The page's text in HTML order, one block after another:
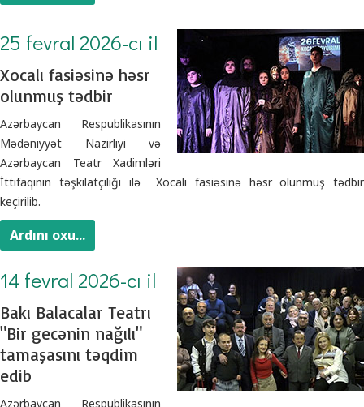
25 fevral 2026-cı il
Xocalı fasiəsinə həsr
olunmuş tədbir
Azərbaycan Respublikasının
Mədəniyyət Nazirliyi və
Azərbaycan Teatr Xadimləri
İttifaqının təşkilatçılığı ilə Xocalı fasiəsinə həsr olunmuş tədbir
keçirilib.
Ardını oxu...
14 fevral 2026-cı il
Bakı Balacalar Teatrı
"Bir gecənin nağılı"
tamaşasını təqdim
edib
Azərbaycan Respublikasının